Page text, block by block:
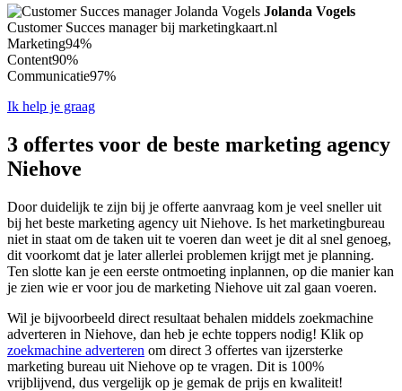
Jolanda Vogels
Customer Succes manager bij marketingkaart.nl
Marketing94%
Content90%
Communicatie97%
Ik help je graag
3 offertes voor de beste marketing agency
Niehove
Door duidelijk te zijn bij je offerte aanvraag kom je veel sneller uit
bij het beste marketing agency uit Niehove. Is het marketingbureau
niet in staat om de taken uit te voeren dan weet je dit al snel genoeg,
dit voorkomt dat je later allerlei problemen krijgt met je planning.
Ten slotte kan je een eerste ontmoeting inplannen, op die manier kan
je zien wie er voor jou de marketing Niehove uit zal gaan voeren.
Wil je bijvoorbeeld direct resultaat behalen middels zoekmachine
adverteren in Niehove, dan heb je echte toppers nodig! Klik op
zoekmachine adverteren om direct 3 offertes van ijzersterke
marketing bureau uit Niehove op te vragen. Dit is 100%
vrijblijvend, dus vergelijk op je gemak de prijs en kwaliteit!